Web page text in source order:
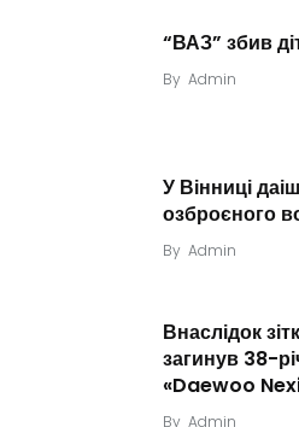
“ВАЗ” збив
By Admin
У Вінниці
озброєного
By Admin
Внаслідок
загинув 38-
«Daewoo
By Admin